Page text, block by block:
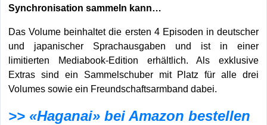
Synchronisation sammeln kann…
Das Volume beinhaltet die ersten 4 Episoden in deutscher
und japanischer Sprachausgaben und ist in einer
limitierten Mediabook-Edition erhältlich. Als exklusive
Extras sind ein Sammelschuber mit Platz für alle drei
Volumes sowie ein Freundschaftsarmband dabei.
>> «Haganai» bei Amazon bestellen